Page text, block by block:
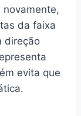
da faixa
direção
evita que